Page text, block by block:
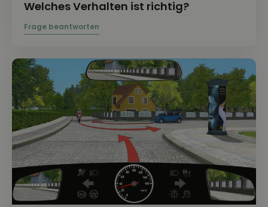
Welches Verhalten ist richtig?